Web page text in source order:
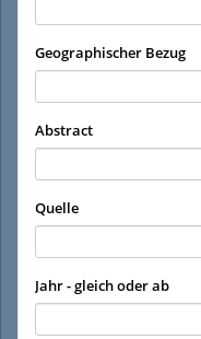
Geographischer Bezug
Abstract
Quelle
Jahr - gleich oder ab